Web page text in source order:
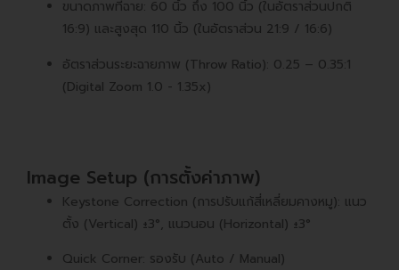
ขนาดภาพที่ฉาย: 60 นิ้ว ถึง 100 นิ้ว (ในอัตราส่วนปกติ
16:9) และสูงสุด 110 นิ้ว (ในอัตราส่วน 21:9 / 16:6)
อัตราส่วนระยะฉายภาพ (Throw Ratio): 0.25 – 0.35:1
(Digital Zoom 1.0 - 1.35x)
Image Setup (การตั้งค่าภาพ)
Keystone Correction (การปรับแก้สี่เหลี่ยมคางหมู): แนว
ตั้ง (Vertical) ±3°, แนวนอน (Horizontal) ±3°
Quick Corner: รองรับ (Auto / Manual)